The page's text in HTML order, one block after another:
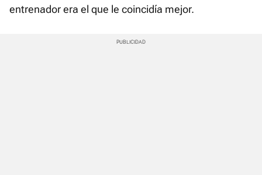
entrenador era el que le coincidía mejor.